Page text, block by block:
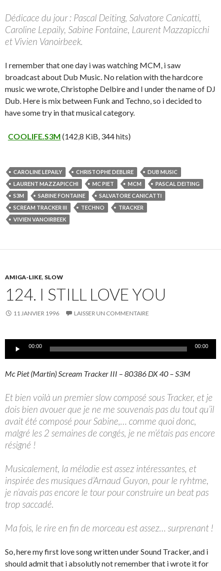
Dédicace du jour : Pascal Deiting, Salvatore Canicatti,
Caroline Lepaily, Sabine Fontaine, Laurent Mazzapicchi
et Vivien Vanoirbeek.
I remember that one day i was watching MCM, i saw
broadcast about Dub Music. No relation with the hardcore
music we wrote, Christophe Delbire and I under the name of DJ
Dub. Here is mix between Funk and Techno, so i decided to
have some try in that musical category.
COOLIFE.S3M (142,8 KiB, 344 hits)
CAROLINE LEPAILY CHRISTOPHE DEBLIRE
DUB MUSIC
LAURENT MAZZAPICCHI
MC PIET MCM
PASCAL DEITING
S3M
SABINE FONTAINE
SALVATORE CANICATTI
SCREAM TRACKER III
TECHNO
TRACKER
VIVIEN VANOIRBEEK
AMIGA-LIKE, SLOW
124. I STILL LOVE YOU
11 JANVIER 1996 LAISSER UN COMMENTAIRE
Lecteur00:00 00:00
Mc Piet (Martin) Scream Tracker III – 80386 DX 40 – S3M
Et bien voilà un premier slow composé sous Tracker, et je
dois bien avouer que je ne me souvenais pas du tout qu’il
avait été composé pour Sabine,… comme quoi donc,
malgré les 2 semaines de congés, je ne m’étais pas encore
résigné !
Musicalement, la mélodie est assez intéressantes, et
inspirée des musiques d’Arnaud Guyon, pour le ryhtme,
je n’avais pas encore le tour pour construire un beat pas
trop saccadé.
Ma fois, le rire en fin de morceau est assez… surprenant !
So, here my first love song written under Sound Tracker, and i
should admit that i absolutly not remember that i wrote it for